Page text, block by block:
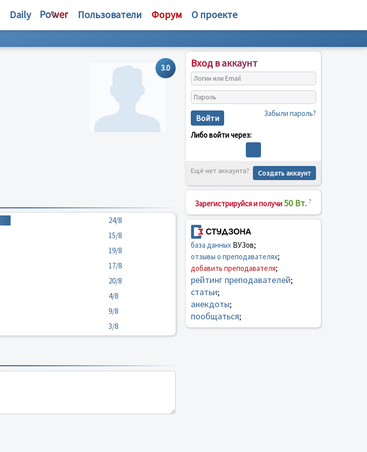
Daily Пользователи Форум О проекте
3.0
24/8
15/8
19/8
17/8
20/8
4/8
9/8
3/8
Вход в аккаунт
Войти Забыли пароль?
Либо войти через:
Ещё нет аккаунта? Создать аккаунт
Зарегистрируйся и получи 50 Вт. ?
база данныхВУЗов;
отзывы о преподавателях;
добавить преподавателя;
рейтинг преподавателей;
статьи;
анекдоты;
пообщаться;